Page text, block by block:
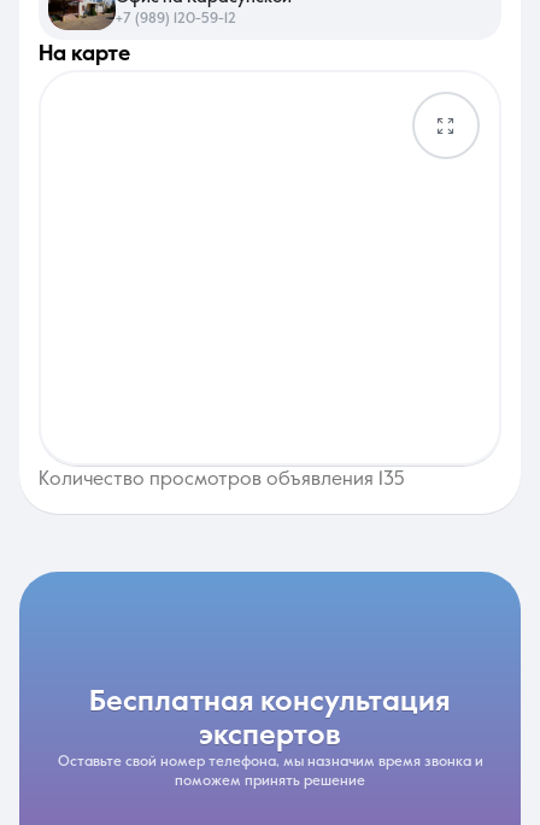
на карте
Количество просмотров объявления 135
+7 (989) 120-59-12
бесплатная консультация
экспертов
Оставьте свой номер телефона, мы назначим время звонка и
поможем принять решение